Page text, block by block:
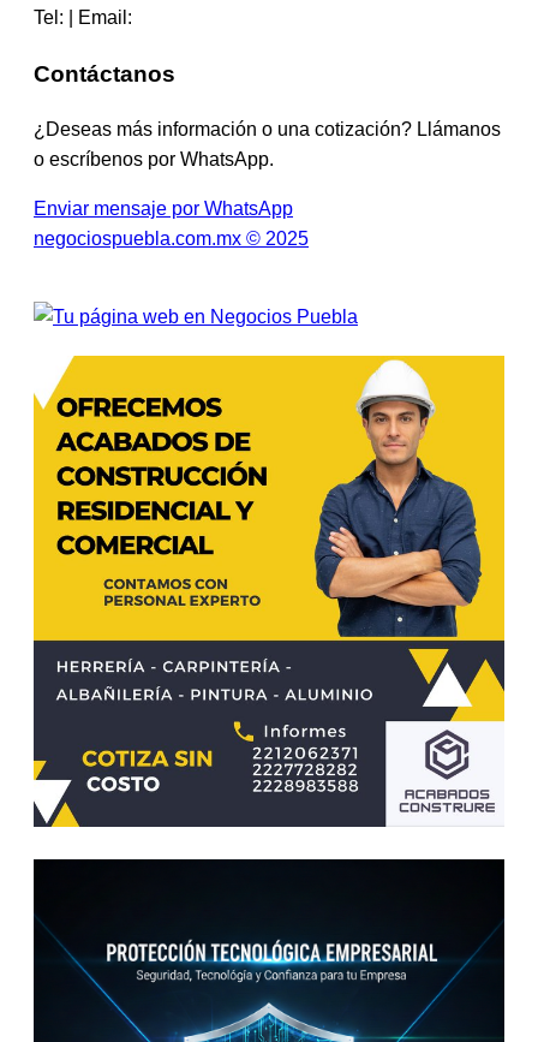
Tel: | Email:
Contáctanos
¿Deseas más información o una cotización? Llámanos
o escríbenos por WhatsApp.
Enviar mensaje por WhatsApp
negociospuebla.com.mx © 2025